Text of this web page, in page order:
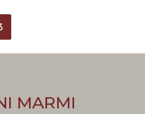
MARMI